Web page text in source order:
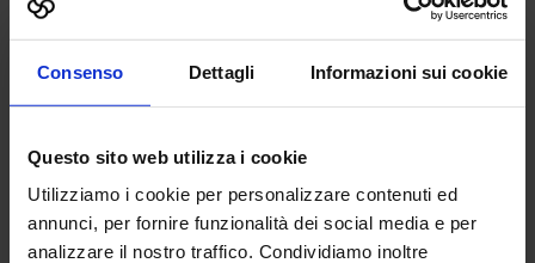
Consenso Dettagli Informazioni sui cookie
Questo sito web utilizza i cookie
Utilizziamo i cookie per personalizzare contenuti ed
annunci, per fornire funzionalità dei social media e per
analizzare il nostro traffico. Condividiamo inoltre
AL.EA. SRL
SUBFORNITURA MECCANICA